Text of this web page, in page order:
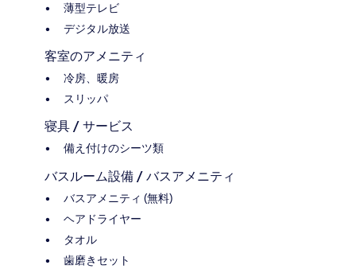
薄型テレビ
デジタル放送
客室のアメニティ
冷房、暖房
スリッパ
寝具 / サービス
備え付けのシーツ類
バスルーム設備 / バスアメニティ
バスアメニティ (無料)
ヘアドライヤー
タオル
歯磨きセット